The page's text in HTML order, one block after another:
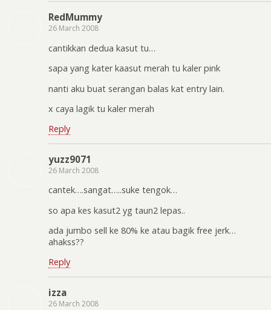
RedMummy
26 March 2008
cantikkan dedua kasut tu…
sapa yang kater kaasut merah tu kaler pink
nanti aku buat serangan balas kat entry lain.
x caya lagik tu kaler merah
Reply
yuzz9071
26 March 2008
cantek….sangat…..suke tengok…
so apa kes kasut2 yg taun2 lepas..
ada jumbo sell ke 80% ke atau bagik free jerk…
ahakss??
Reply
izza
26 March 2008